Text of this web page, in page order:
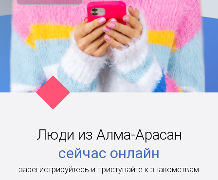
Люди из Алма-Арасан
сейчас онлайн
зарегистрируйтесь и приступайте к знакомствам